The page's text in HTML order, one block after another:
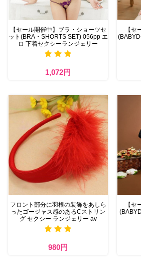
【セール開催中】ブラ・ショーツセ
ット(BRA・SHORTS SET) 056pp エ
ロ 下着セクシーランジェリー
1,072円
【セ
フロント部分に羽根の装飾をあしら
ったゴージャス感のあるCストリン
グ セクシー ランジェリー av
980円
【セ